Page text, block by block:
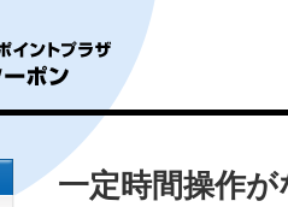
一定時間操作